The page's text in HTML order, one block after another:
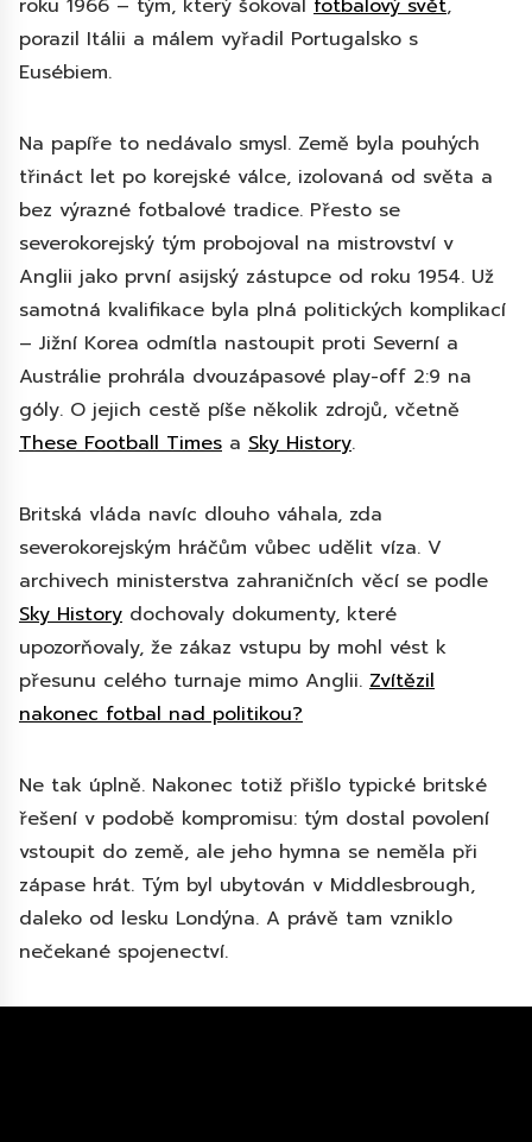
porazil Itálii a málem vyřadil Portugalsko s
Eusébiem.
Na papíře to nedávalo smysl. Země byla pouhých
třináct let po korejské válce, izolovaná od světa a
bez výrazné fotbalové tradice. Přesto se
severokorejský tým probojoval na mistrovství v
Anglii jako první asijský zástupce od roku 1954. Už
samotná kvalifikace byla plná politických komplikací
– Jižní Korea odmítla nastoupit proti Severní a
Austrálie prohrála dvouzápasové play-off 2:9 na
góly. O jejich cestě píše několik zdrojů, včetně
These Football Times a Sky History.
Britská vláda navíc dlouho váhala, zda
severokorejským hráčům vůbec udělit víza. V
archivech ministerstva zahraničních věcí se podle
Sky History dochovaly dokumenty, které
upozorňovaly, že zákaz vstupu by mohl vést k
přesunu celého turnaje mimo Anglii. Zvítězil
nakonec fotbal nad politikou?
Ne tak úplně. Nakonec totiž přišlo typické britské
řešení v podobě kompromisu: tým dostal povolení
vstoupit do země, ale jeho hymna se neměla při
zápase hrát. Tým byl ubytován v Middlesbrough,
daleko od lesku Londýna. A právě tam vzniklo
nečekané spojenectví.